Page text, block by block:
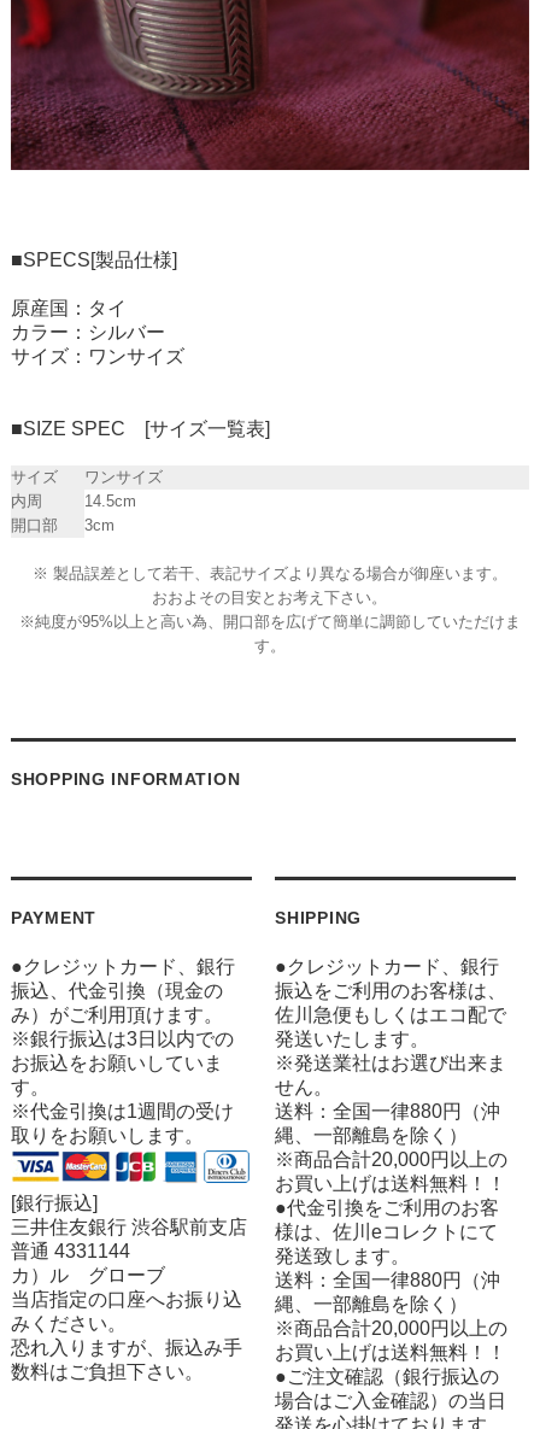
■SPECS[製品仕様]
原産国：タイ
カラー：シルバー
サイズ：ワンサイズ
■SIZE SPEC [サイズ一覧表]
サイズ
ワンサイズ
内周
14.5cm
開口部
3cm
※ 製品誤差として若干、表記サイズより異なる場合が御座います。
おおよその目安とお考え下さい。
※純度が95%以上と高い為、開口部を広げて簡単に調節していただけま
す。
SHOPPING INFORMATION
PAYMENT
●クレジットカード、銀行
振込、代金引換（現金の
み）がご利用頂けます。
※銀行振込は3日以内での
お振込をお願いしていま
す。
※代金引換は1週間の受け
取りをお願いします。
[銀行振込]
三井住友銀行 渋谷駅前支店
普通 4331144
カ）ル グローブ
当店指定の口座へお振り込
みください。
恐れ入りますが、振込み手
数料はご負担下さい。
SHIPPING
●クレジットカード、銀行
振込をご利用のお客様は、
佐川急便もしくはエコ配で
発送いたします。
※発送業社はお選び出来ま
せん。
送料：全国一律880円（沖
縄、一部離島を除く）
※商品合計20,000円以上の
お買い上げは送料無料！！
●代金引換をご利用のお客
様は、佐川eコレクトにて
発送致します。
送料：全国一律880円（沖
縄、一部離島を除く）
※商品合計20,000円以上の
お買い上げは送料無料！！
●ご注文確認（銀行振込の
場合はご入金確認）の当日
発送を心掛けております